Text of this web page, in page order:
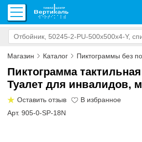
Магазин Каталог Пиктограммы без
Пиктограмма
Туалет для инвалидов,
Оставить отзыв
Арт. 905-0-SP-18N